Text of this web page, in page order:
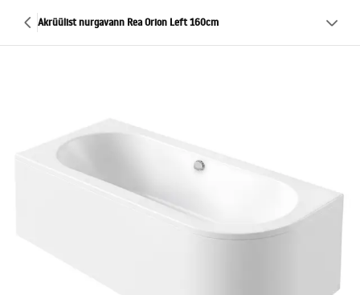
Akrüülist nurgavann Rea Orion Left 160cm